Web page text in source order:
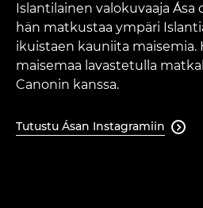
Islantilainen valokuvaaja
hän matkustaa ympäri
ikuistaen kauniita maisemia.
maisemaa lavastetulla
Canonin kanssa.
Tutustu Ásan Instagramiin 